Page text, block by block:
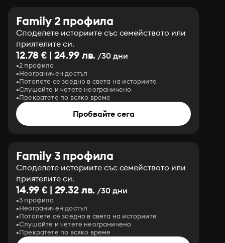
Family 2 профила
Споделете историите със семейството или
приятелите си.
12.78 € | 24.99 лв. /30 дни
2 профила
Неограничен достъп
Потопете се заедно в света на историите
Слушайте и четете неограничено
Прекратете по всяко време
Пробвайте сега
Family 3 профила
Споделете историите със семейството или
приятелите си.
14.99 € | 29.32 лв. /30 дни
3 профила
Неограничен достъп
Потопете се заедно в света на историите
Слушайте и четете неограничено
Прекратете по всяко време